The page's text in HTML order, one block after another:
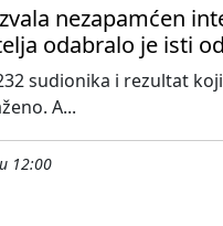
nezapamćen
odabralo je isti
sudionika i rezultat
A...
12:00